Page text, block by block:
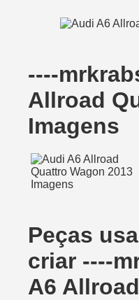
----
Allroad
Imagens
Peças
criar ----
A6